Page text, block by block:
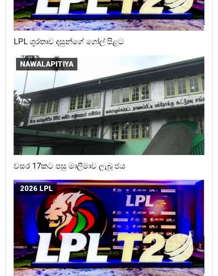
LPL ශූරතාව දසුන්ගේ ගෝල් පිළට
NAWALAPITIYA
වසර 17කට පසු මාලිමාව ලැබූ ජය
2026 LPL